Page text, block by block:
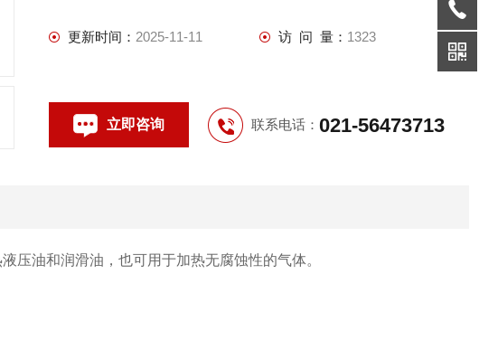
更新时间： 2025-11-11 访 问 量： 1323
立即咨询 联系电话： 021-56473713
压油和润滑油，也可用于加热无腐蚀性的气体。